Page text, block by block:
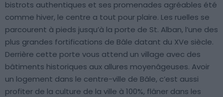
bistrots authentiques et ses promenades agréables été
comme hiver, le centre a tout pour plaire. Les ruelles se
parcourent à pieds jusqu’à la porte de St. Alban, l’une des
plus grandes fortifications de Bâle datant du XVe siècle.
Derrière cette porte vous attend un village avec des
bâtiments historiques aux allures moyenâgeuses. Avoir
un logement dans le centre-ville de Bâle, c’est aussi
profiter de la culture de la ville à 100%, flâner dans les